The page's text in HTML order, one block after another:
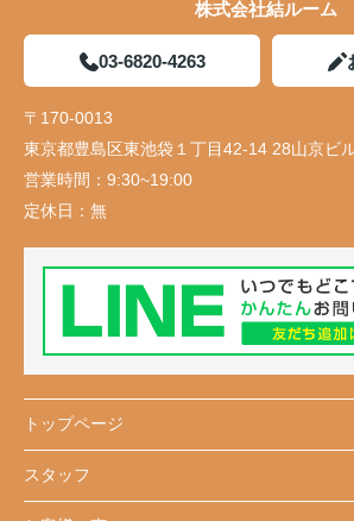
株式会社結ルーム
03-6820-4263
〒170-0013
東京都豊島区東池袋１丁目42-14 28山京ビ
営業時間： 9:30~19:00
定休日： 無
トップページ
スタッフ